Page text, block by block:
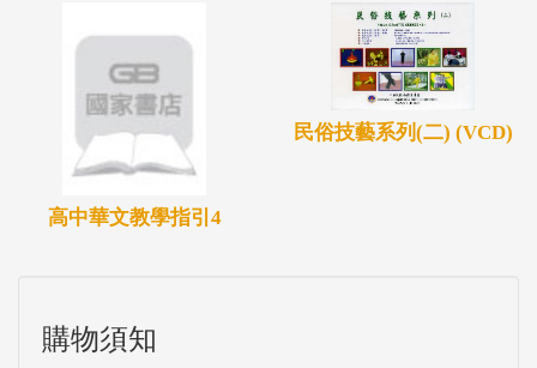
高中華文教學指引4
民俗技藝系列(二) (VCD)
購物須知